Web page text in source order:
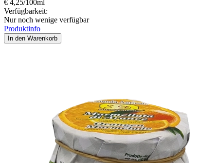
€ 4,25/100ml
Verfügbarkeit:
Nur noch wenige verfügbar
Produktinfo
In den Warenkorb